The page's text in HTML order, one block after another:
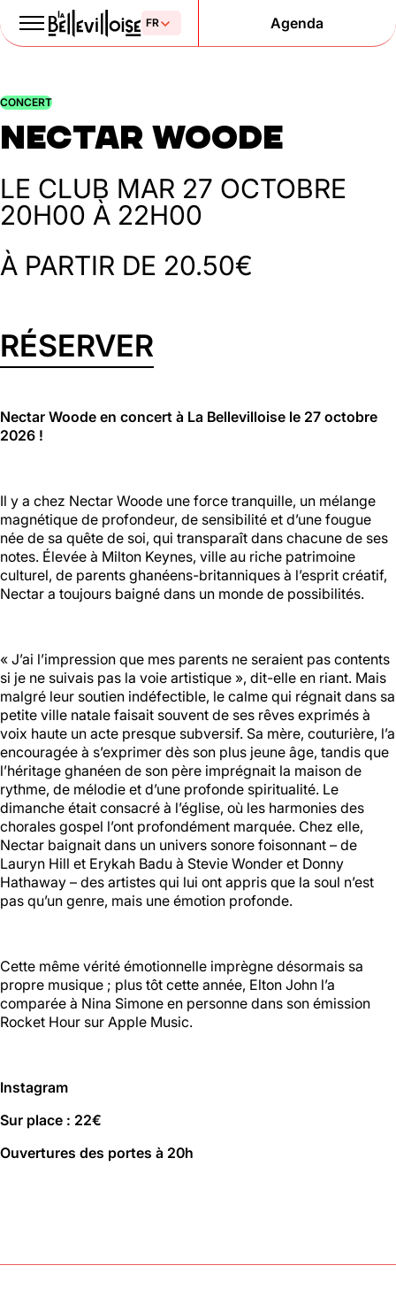
Le Paris
de la liberté
depuis 1877
Agenda
Mentions légalesPolitique de confidentialité
Halle aux
Jeu, Ven, Sam : 19h00 - 01h00
Dim : 11h30 - 16h00
Lun, Mar, Mer : Fermé
Voir la carte
Réserver une table
En savoir plus
Le Toit
Lun, Mar, Mer, Jeu, Ven : 17h -
00h00
Sam, Dim : 15h00 - 00h00
Voir la carte
01 46 36 07 07
En savoir plus
88
Ménilmontant
Ven : 17h - 23h00
Sam : 15h00 - 23h00
Dim : 15h00 - 22h00
Lun, Mar : Fermé
CONCERT
Nectar Woode
LE CLUB MAR 27 OCTOBRE
20H00 À 22H00
À PARTIR DE 20.50€
RÉSERVER
Nectar Woode en concert à La Bellevilloise le 27 octobre
2026 !
Il y a chez Nectar Woode une force tranquille, un mélange
magnétique de profondeur, de sensibilité et d’une fougue
née de sa quête de soi, qui transparaît dans chacune de ses
notes. Élevée à Milton Keynes, ville au riche patrimoine
culturel, de parents ghanéens-britanniques à l’esprit créatif,
Nectar a toujours baigné dans un monde de possibilités.
« J’ai l’impression que mes parents ne seraient pas contents
si je ne suivais pas la voie artistique », dit-elle en riant. Mais
malgré leur soutien indéfectible, le calme qui régnait dans sa
petite ville natale faisait souvent de ses rêves exprimés à
voix haute un acte presque subversif. Sa mère, couturière, l’a
encouragée à s’exprimer dès son plus jeune âge, tandis que
l’héritage ghanéen de son père imprégnait la maison de
rythme, de mélodie et d’une profonde spiritualité. Le
dimanche était consacré à l’église, où les harmonies des
chorales gospel l’ont profondément marquée. Chez elle,
Nectar baignait dans un univers sonore foisonnant – de
Lauryn Hill et Erykah Badu à Stevie Wonder et Donny
Hathaway – des artistes qui lui ont appris que la soul n’est
pas qu’un genre, mais une émotion profonde.
Cette même vérité émotionnelle imprègne désormais sa
propre musique ; plus tôt cette année, Elton John l’a
comparée à Nina Simone en personne dans son émission
Rocket Hour sur Apple Music.
Instagram
Sur place : 22€
Ouvertures des portes à 20h